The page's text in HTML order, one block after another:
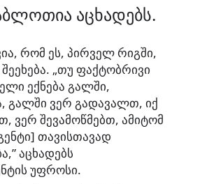
აცხადებს.
რომ ეს, პირველ რიგში,
„თუ ფაქტობრივი
ექნება გალში,
გალში ვერ გადავალთ, იქ
ვერ შევამოწმებთ, ამიტომ
თავისთავად
აცხადებს
უფროსი.